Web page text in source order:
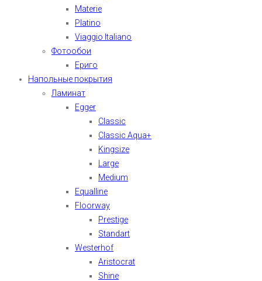
Materie
Platino
Viaggio Italiano
Фотообои
Ериго
Напольные покрытия
Ламинат
Egger
Classic
Classic Aqua+
Kingsize
Large
Medium
Equalline
Floorway
Prestige
Standart
Westerhof
Aristocrat
Shine